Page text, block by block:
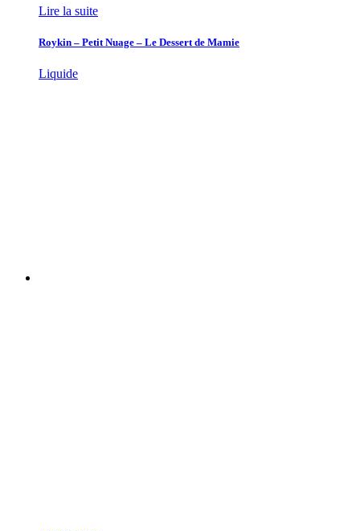
Lire la suite
Roykin – Petit Nuage – Le Dessert de Mamie
Liquide